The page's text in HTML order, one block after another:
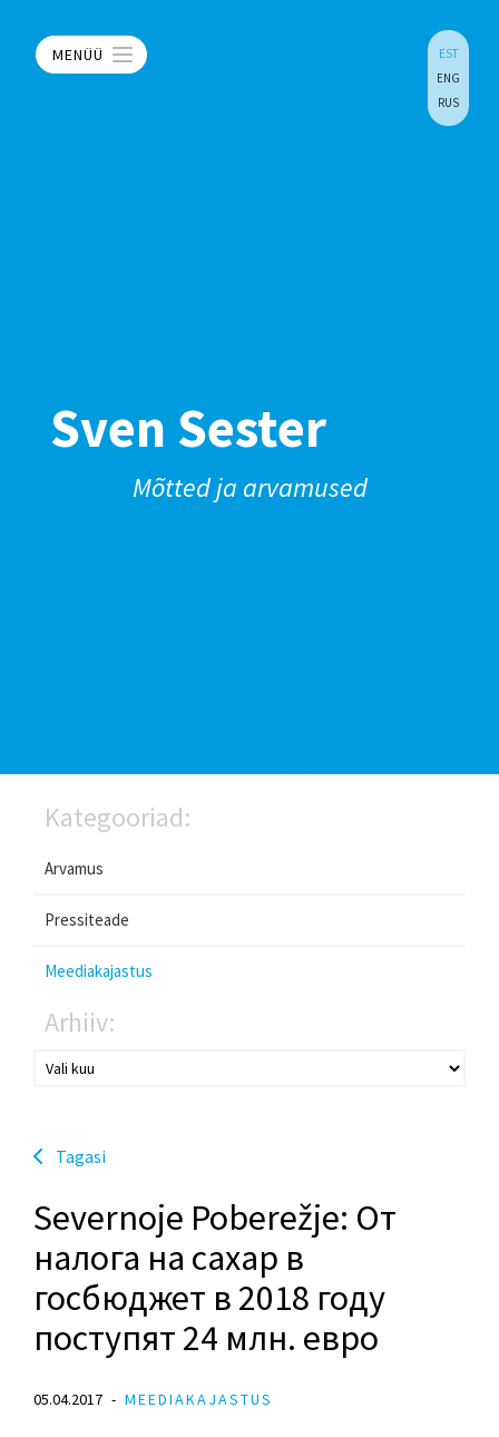
MENÜÜ
EST
ENG
RUS
Sven Sester
Mõtted ja arvamused
Kategooriad:
Arvamus
Pressiteade
Meediakajastus
Arhiiv:
Tagasi
Severnoje Poberežje: От
налога на сахар в
госбюджет в 2018 году
поступят 24 млн. евро
05.04.2017 MEEDIAKAJASTUS